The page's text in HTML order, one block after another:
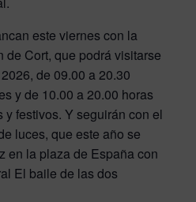
este viernes con la
Cort, que podrá visitarse
de 09.00 a 20.30
y de 10.00 a 20.00 horas
festivos. Y seguirán con el
luces, que este año se
en la plaza de España con
El baile de las dos